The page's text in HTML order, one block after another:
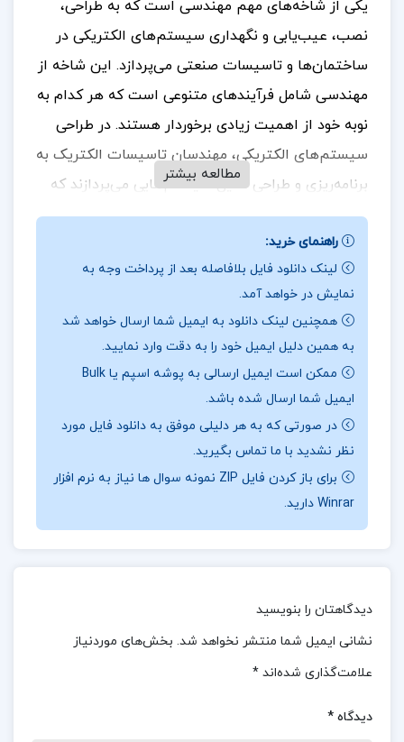
یکی از شاخه‌های مهم مهندسی است که به طراحی،
نصب، عیب‌یابی و نگهداری سیستم‌های الکتریکی در
ساختمان‌ها و تاسیسات صنعتی می‌پردازد. این شاخه از
مهندسی شامل فرآیندهای متنوعی است که هر کدام به
نوبه خود از اهمیت زیادی برخوردار هستند. در طراحی
سیستم‌های الکتریکی، مهندسان تاسیسات الکتریک به
برنامه‌ریزی و طراحی دقیق سیستم‌هایی می‌پردازند که
بتوانند نیازهای الکتریکی ساختمان‌ها و تاسیسات
صنعتی را تامین کنند. این مرحله شامل انتخاب
تجهیزات، محاسبات بار، تعیین مدارهای الکتریکی و
نحوه اتصال آن‌هاست. نصب سیستم‌های الکتریکی
نیازمند دقت و مهارت بالاست. مهندسان تاسیسات
الکتریک باید از تجهیزات و ابزارهای مختلف برای نصب
صحیح سیم‌کشی، تابلوهای برق، روشنایی، سیستم‌های
امنیتی و سایر تجهیزات استفاده کنند. عیب‌یابی و
نگهداری سیستم‌های الکتریکی از دیگر وظایف مهم
مهندسان تاسیسات الکتریک است. این فرآیند شامل
شناسایی مشکلات و نقص‌های سیستم، تعمیر و
دوره‌ای برای اطمینان از عملکرد صحیح سیستم است.
مهندسی تاسیسات الکتریک با توجه به اهمیت بالای
سیستم‌های الکتریکی در زندگی روزمره و صنعت، نقشی
کلیدی در حفظ ایمنی و کارایی این سیستم‌ها ایفا
می‌تواند به بهبود عملکرد سیستم‌های الکتریکی و
مطالعه بیشتر
راهنمای خرید:
لینک دانلود فایل بلافاصله بعد از پرداخت وجه به
نمایش در خواهد آمد.
همچنین لینک دانلود به ایمیل شما ارسال خواهد شد
به همین دلیل ایمیل خود را به دقت وارد نمایید.
ممکن است ایمیل ارسالی به پوشه اسپم یا Bulk
ایمیل شما ارسال شده باشد.
در صورتی که به هر دلیلی موفق به دانلود فایل مورد
نظر نشدید با ما تماس بگیرید.
برای باز کردن فایل ZIP نمونه سوال ها نیاز به نرم افزار
Winrar دارید.
دیدگاهتان را بنویسید
نشانی ایمیل شما منتشر نخواهد شد. بخش‌های موردنیاز
علامت‌گذاری شده‌اند *
دیدگاه *